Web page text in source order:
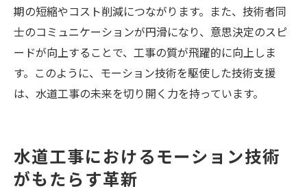
期の短縮やコスト削減につながります。また、技術者同
士のコミュニケーションが円滑になり、意思決定のスピ
ードが向上することで、工事の質が飛躍的に向上しま
す。このように、モーション技術を駆使した技術支援
は、水道工事の未来を切り開く力を持っています。
水道工事におけるモーション技術
がもたらす革新